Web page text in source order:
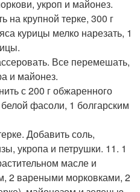
укроп и майонез.
на крупной терке, 300 г
курицы мелко нарезать, 1
Все перемешать,
и майонез.
с 200 г обжаренного
фасоли, 1 болгарским
Добавить соль,
укропа и петрушки. 11. 1
масле и
2 вареными морковками, 2